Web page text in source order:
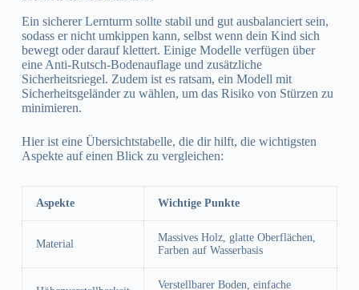
Ein sicherer Lernturm sollte stabil und gut ausbalanciert sein,
sodass er nicht umkippen kann, selbst wenn dein Kind sich
bewegt oder darauf klettert. Einige Modelle verfügen über
eine Anti-Rutsch-Bodenauflage und zusätzliche
Sicherheitsriegel. Zudem ist es ratsam, ein Modell mit
Sicherheitsgeländer zu wählen, um das Risiko von Stürzen zu
minimieren.
Hier ist eine Übersichtstabelle, die dir hilft, die wichtigsten
Aspekte auf einen Blick zu vergleichen:
Aspekte Wichtige Punkte
Material
Massives Holz, glatte Oberflächen,
Farben auf Wasserbasis
Verstellbarer Boden, einfache